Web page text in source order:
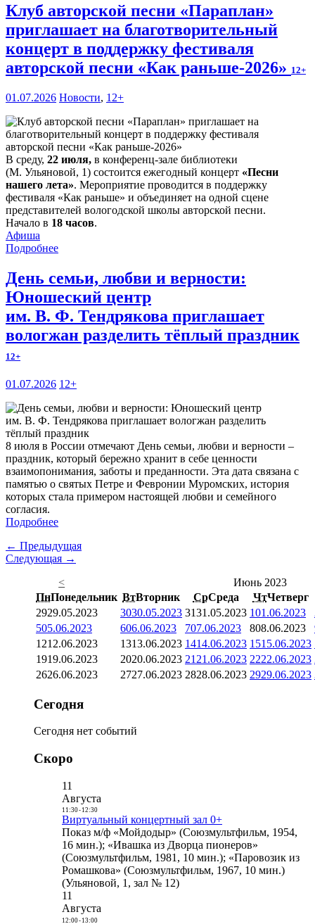
Клуб авторской песни «Параплан»
приглашает на благотворительный
концерт в поддержку фестиваля
авторской песни «Как раньше-2026» 12+
01.07.2026 Новости, 12+
В среду, 22 июля, в конференц-зале библиотеки
(М. Ульяновой, 1) состоится ежегодный концерт «Песни
нашего лета». Мероприятие проводится в поддержку
фестиваля «Как раньше» и объединяет на одной сцене
представителей вологодской школы авторской песни.
Начало в 18 часов.
Афиша
Подробнее
День семьи, любви и верности:
Юношеский центр
им. В. Ф. Тендрякова приглашает
вологжан разделить тёплый праздник
12+
01.07.2026 12+
8 июля в России отмечают День семьи, любви и верности –
праздник, который бережно хранит в себе ценности
взаимопонимания, заботы и преданности. Эта дата связана с
памятью о святых Петре и Февронии Муромских, история
которых стала примером настоящей любви и семейного
согласия.
Подробнее
← Предыдущая
Следующая →
<
Июнь 2023
ПнПонедельник ВтВторник СрСреда ЧтЧетверг
2929.05.2023 3030.05.2023 3131.05.2023 101.06.2023
505.06.2023 606.06.2023 707.06.2023 808.06.2023
1212.06.2023 1313.06.2023 1414.06.2023 1515.06.2023
1919.06.2023 2020.06.2023 21 21.06.2023 2222.06.2023
2626.06.2023 2727.06.2023 2828.06.2023 2929.06.2023
Сегодня
Сегодня нет событий
Скоро
11
Августа
11:30- 12:30
Виртуальный концертный зал 0+
Показ м/ф «Мойдодыр» (Союзмультфильм, 1954,
16 мин.); «Ивашка из Дворца пионеров»
(Союзмультфильм, 1981, 10 мин.); «Паровозик из
Ромашкова» (Союзмультфильм, 1967, 10 мин.)
(Ульяновой, 1, зал № 12)
11
Августа
12:00- 13:00